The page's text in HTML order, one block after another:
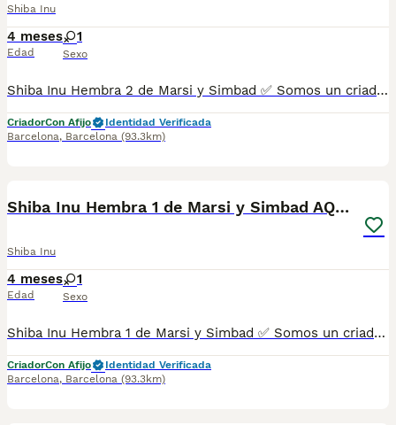
Shiba Inu
4 meses
Edad
1
Sexo
Shiba Inu Hembra 2 de Marsi y Simbad ✅ Somos un criadero autorizado y certificado por la Generalitat de Catalunya bajo el número de Núcleo Zoológico G25/00314. PARA MÁS INFORMACIÓN: ☎️ 933095977 📱 685878504 / 674320847 💻 Más fotos y vídeos en nuestra web www.aquanatura.es 🚙 Hacemos envíos 📌 Calle Roger de Flor 45, muy cerca del Arc de Triomf de Barcelona, de Lunes a Sábados. Se entregan con sus vacunas, desparasitados interna y externamente, con microchip y su registro, cartilla sanitaria y contrato de garantías, documentación legal y factura. AQUANATURA
CriadorCon Afijo
Identidad Verificada
Barcelona, Barcelona (93.3km)
Shiba Inu Hembra 1 de Marsi y Simbad AQUANATURA
Shiba Inu
4 meses
Edad
1
Sexo
Shiba Inu Hembra 1 de Marsi y Simbad ✅ Somos un criadero autorizado y certificado por la Generalitat de Catalunya bajo el número de Núcleo Zoológico G25/00314. PARA MÁS INFORMACIÓN: ☎️ 933095977 📱 685878504 / 674320847 💻 Más fotos y vídeos en nuestra web www.aquanatura.es 🚙 Hacemos envíos 📌 Calle Roger de Flor 45, muy cerca del Arc de Triomf de Barcelona, de Lunes a Sábados. Se entregan con sus vacunas, desparasitados interna y externamente, con microchip y su registro, cartilla sanitaria y contrato de garantías, documentación legal y factura. AQUANATURA
CriadorCon Afijo
Identidad Verificada
Barcelona, Barcelona (93.3km)